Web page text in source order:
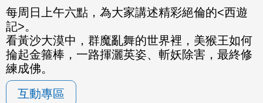
每周日上午六點，為大家講述精彩絕倫的<西遊
記>。
看黃沙大漠中，群魔亂舞的世界裡，美猴王如何
掄起金箍棒，一路揮灑英姿、斬妖除害，最終修
練成佛。
互動專區